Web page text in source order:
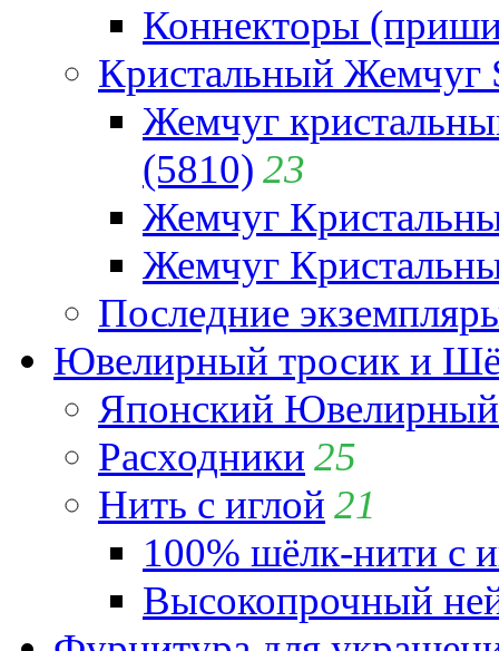
Коннекторы
Кристальный Жемчуг
Жемчуг
(5810) 23
Жемчуг
Жемчуг
Последние
Ювелирный тросик и
Японский
Расходники 25
Нить с иглой 21
100% шёлк-нити с
Высокопрочный